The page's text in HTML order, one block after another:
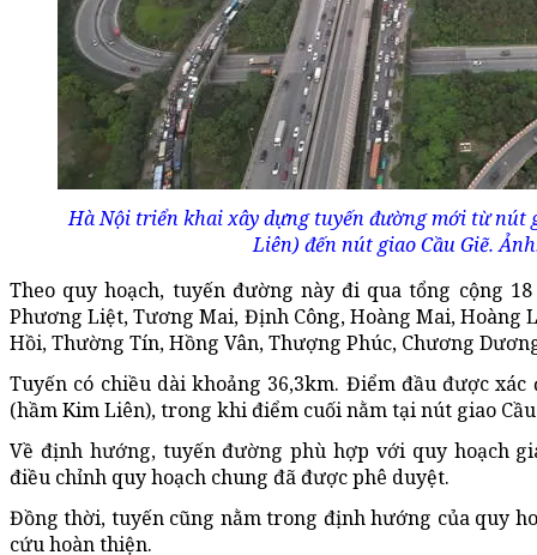
Hà Nội triển khai xây dựng tuyến đường mới từ nút
Liên) đến nút giao Cầu Giẽ.
Theo quy hoạch, tuyến đường này đi qua tổng cộng
Phương Liệt, Tương Mai, Định Công, Hoàng Mai, Hoàng
Hồi, Thường Tín, Hồng Vân, Thượng Phúc, Chương
Tuyến có chiều dài khoảng 36,3km. Điểm đầu được
(hầm Kim Liên), trong khi điểm cuối nằm tại nút giao
Về định hướng, tuyến đường phù hợp với quy hoạch
điều chỉnh quy hoạch chung đã được phê duyệt.
Đồng thời, tuyến cũng nằm trong định hướng của quy
cứu hoàn thiện.